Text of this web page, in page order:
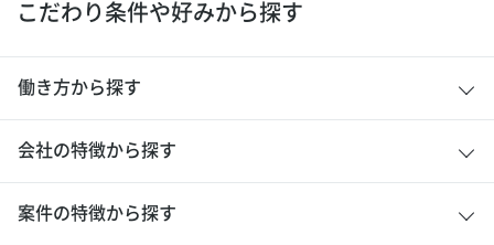
こだわり条件や好みから探す
働き方から探す
会社の特徴から探す
案件の特徴から探す